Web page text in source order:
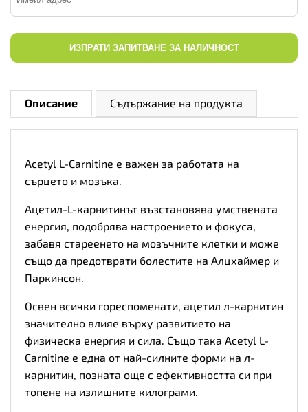
ИЗПРАТИ ЗАПИТВАНЕ ЗА НАЛИЧНОСТ
Описание Съдържание на продукта
Acetyl L-Carnitine е важен за работата на
сърцето и мозъка.
Ацетил-L-карнитинът възстановява умствената
енергия, подобрява настроението и фокуса,
забавя стареенето на мозъчните клетки и може
също да предотврати болестите на Алцхаймер и
Паркинсон.
Освен всички гореспоменати, ацетил л-карнитин
значително влияе върху развитието на
физическа енергия и сила. Също така Acetyl L-
Carnitine е една от най-силните форми на л-
карнитин, позната още с ефективността си при
топене на излишните килограми.